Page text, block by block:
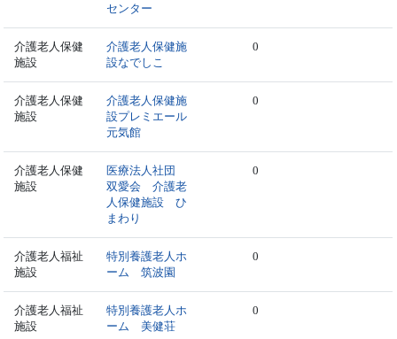
センター
介護老人保健
施設
介護老人保健施
設なでしこ
0
介護老人保健
施設
介護老人保健施
設プレミエール
元気館
0
介護老人保健
施設
医療法人社団
双愛会 介護老
人保健施設 ひ
まわり
0
介護老人福祉
施設
特別養護老人ホ
ーム 筑波園
0
介護老人福祉
施設
特別養護老人ホ
ーム 美健荘
0